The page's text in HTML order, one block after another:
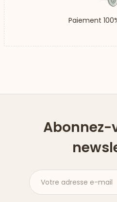
Paiement
Abonnez-
Votre adresse e-mail